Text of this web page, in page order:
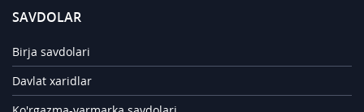
SAVDOLAR
Birja savdolari
Davlat xaridlar